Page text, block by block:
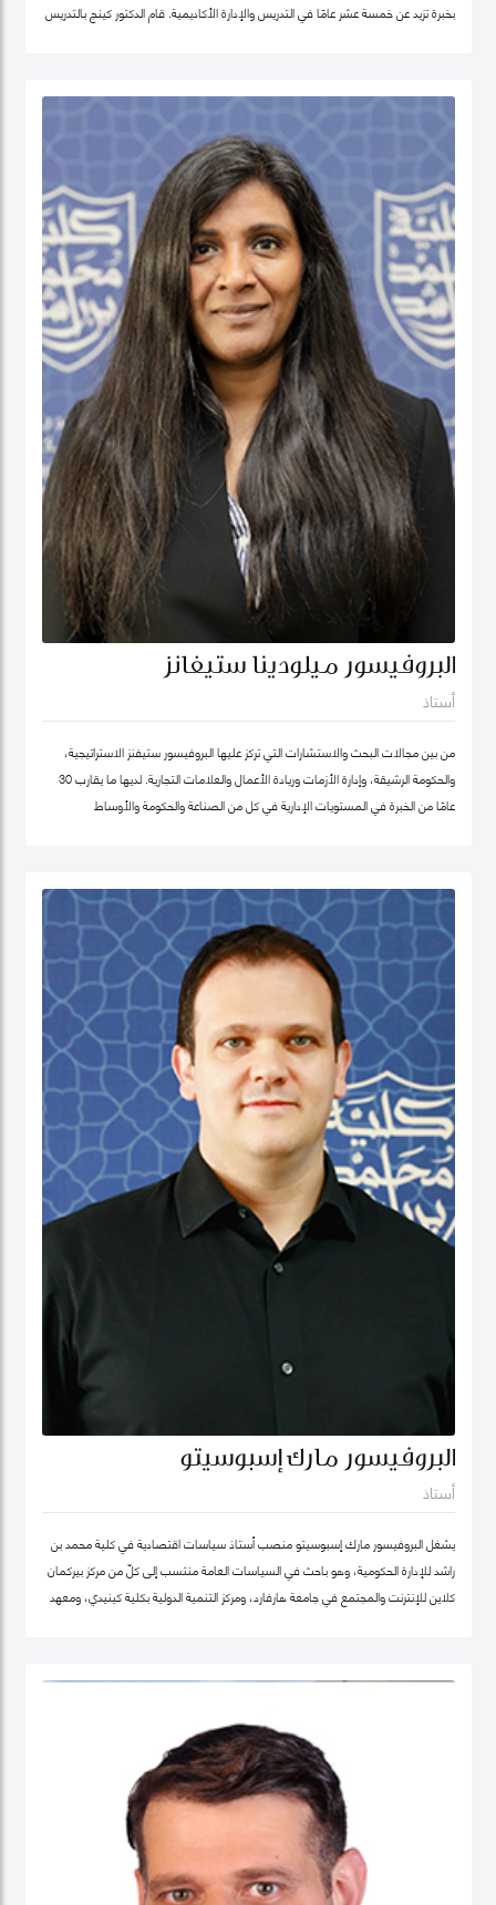
بخبرة تزيد عن خمسة عشر عامًا في التدريس والإدارة الأكاديمية. قام الدكتور كينج بالتدريس
في مناصب إدارية مختلفة بما في ذلك رئيس إدارة، ورئيس لجنة الاعتماد، ورئيس مركز
ريادة الأعمال، وعميدًا لجامعة في الكويت مؤخرًا.
البروفيسور ميلودينا ستيفانز
أستاذ
من بين مجالات البحث والاستشارات التي تركز عليها البروفيسور ستيفنز الاستراتيجية،
والحكومة الرشيقة، وإدارة الأزمات وريادة الأعمال والعلامات التجارية. لديها ما يقارب 30
عامًا من الخبرة في المستويات الإدارية في كل من الصناعة والحكومة والأوساط
أمضت قبل ذلك أكثر من عقد في جامعة ولونغونغ في دبي (الإمارات العربية المتحدة) ،
وهي واحدة من أوائل الجامعات الخاصة في الإمارات العربية المتحدة ، حيث تولت منصب
نائب العميد ومدير برنامج الماجستير في إدارة الأعمال. شاركت بنشاط في لجان الاعتماد
ولجان الاعتماد في كل من الإمارات العربية المتحدة وألمانيا، بالإضافة إلى مهامها في
التواصل مع المؤسسات. عاشت في الولايات المتحدة الأمريكية والهند وتايوان وألمانيا.
البروفيسور ستيفنز عضو في العديد من المجالس الاستشارية، وهي جزء من مجموعتي
عمل حول أخلاقيات الذكاء الاصطناعي في IEEE SA
البروفيسور مارك إسبوسيتو
أستاذ
يشغل البروفيسور مارك إسبوسيتو منصب أستاذ سياسات اقتصادية في كلية محمد بن
راشد للإدارة الحكومية، وهو باحث في السياسات العامة منتسب إلى كلّ من مركز بيركمان
كلاين للإنترنت والمجتمع في جامعة هارفارد، ومركز التنمية الدولية بكلية كينيدي، ومعهد
مجال الذكاء الاصطناعي، بما في ذلك Nexus FrontierTech، ومؤسسة AI Native ،